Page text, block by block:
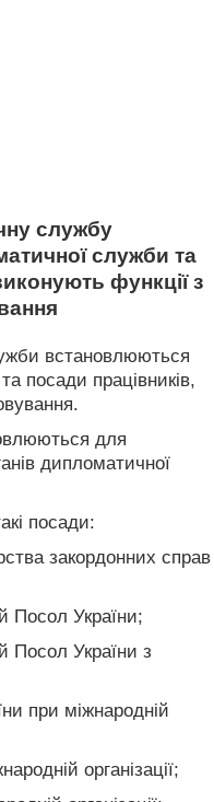
службу
служби та
функції з
встановлюються
посади працівників,
для
дипломатичної
посади:
закордонних справ
Посол України;
Посол України з
при міжнародній
організації;